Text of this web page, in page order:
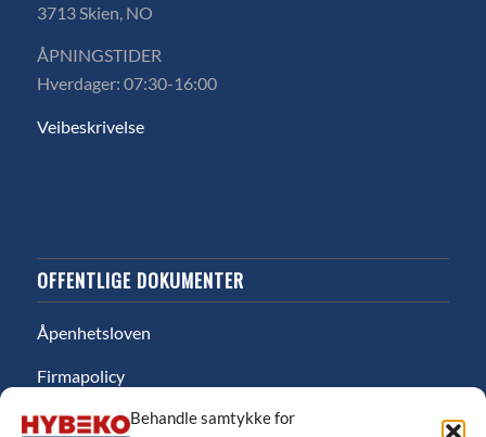
Behandle samtykke for
3713 Skien, NO
ÅPNINGSTIDER
Hverdager: 07:30-16:00
Veibeskrivelse
OFFENTLIGE DOKUMENTER
Åpenhetsloven
Firmapolicy
Miljø